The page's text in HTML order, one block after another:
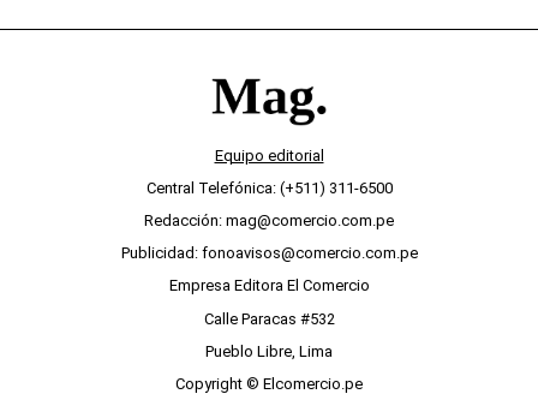
Equipo editorial
Central Telefónica: (+511) 311-6500
Redacción: mag@comercio.com.pe
Publicidad: fonoavisos@comercio.com.pe
Empresa Editora El Comercio
Calle Paracas #532
Pueblo Libre, Lima
Copyright © Elcomercio.pe